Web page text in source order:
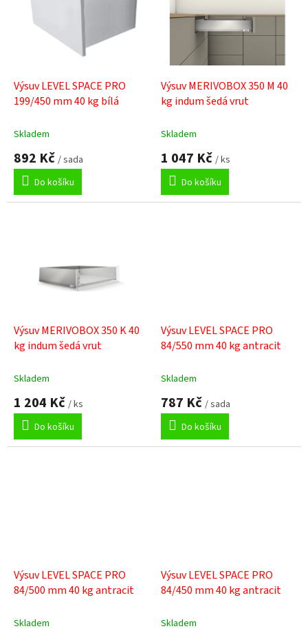
Výsuv LEVEL SPACE PRO
199/450 mm 40 kg bílá
Skladem
892 Kč / sada
Do košíku
Výsuv MERIVOBOX 350 M 40
kg indum šedá vrut
Skladem
1 047 Kč / ks
Do košíku
Výsuv MERIVOBOX 350 K 40
kg indum šedá vrut
Skladem
1 204 Kč / ks
Do košíku
Výsuv LEVEL SPACE PRO
84/550 mm 40 kg antracit
Skladem
787 Kč / sada
Do košíku
Výsuv LEVEL SPACE PRO
84/500 mm 40 kg antracit
Skladem
Výsuv LEVEL SPACE PRO
84/450 mm 40 kg antracit
Skladem